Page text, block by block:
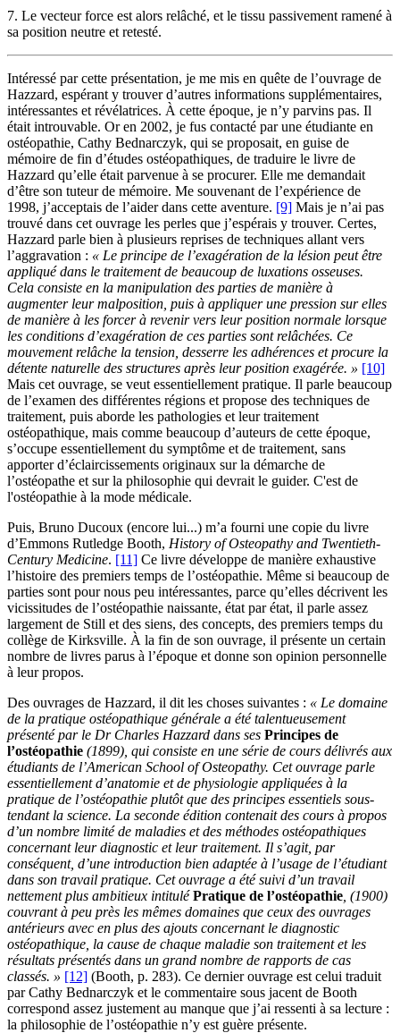
7. Le vecteur force est alors relâché, et le tissu passivement ramené à
sa position neutre et retesté.
Intéressé par cette présentation, je me mis en quête de l’ouvrage de
Hazzard, espérant y trouver d’autres informations supplémentaires,
intéressantes et révélatrices. À cette époque, je n’y parvins pas. Il
était introuvable. Or en 2002, je fus contacté par une étudiante en
ostéopathie, Cathy Bednarczyk, qui se proposait, en guise de
mémoire de fin d’études ostéopathiques, de traduire le livre de
Hazzard qu’elle était parvenue à se procurer. Elle me demandait
d’être son tuteur de mémoire. Me souvenant de l’expérience de
1998, j’acceptais de l’aider dans cette aventure. [9] Mais je n’ai pas
trouvé dans cet ouvrage les perles que j’espérais y trouver. Certes,
Hazzard parle bien à plusieurs reprises de techniques allant vers
l’aggravation : « Le principe de l’exagération de la lésion peut être
appliqué dans le traitement de beaucoup de luxations osseuses.
Cela consiste en la manipulation des parties de manière à
augmenter leur malposition, puis à appliquer une pression sur elles
de manière à les forcer à revenir vers leur position normale lorsque
les conditions d’exagération de ces parties sont relâchées. Ce
mouvement relâche la tension, desserre les adhérences et procure la
détente naturelle des structures après leur position exagérée. » [10]
Mais cet ouvrage, se veut essentiellement pratique. Il parle beaucoup
de l’examen des différentes régions et propose des techniques de
traitement, puis aborde les pathologies et leur traitement
ostéopathique, mais comme beaucoup d’auteurs de cette époque,
s’occupe essentiellement du symptôme et de traitement, sans
apporter d’éclaircissements originaux sur la démarche de
l’ostéopathe et sur la philosophie qui devrait le guider. C'est de
l'ostéopathie à la mode médicale.
Puis, Bruno Ducoux (encore lui...) m’a fourni une copie du livre
d’Emmons Rutledge Booth, History of Osteopathy and Twentieth-
Century Medicine. [11] Ce livre développe de manière exhaustive
l’histoire des premiers temps de l’ostéopathie. Même si beaucoup de
parties sont pour nous peu intéressantes, parce qu’elles décrivent les
vicissitudes de l’ostéopathie naissante, état par état, il parle assez
largement de Still et des siens, des concepts, des premiers temps du
collège de Kirksville. À la fin de son ouvrage, il présente un certain
nombre de livres parus à l’époque et donne son opinion personnelle
à leur propos.
Des ouvrages de Hazzard, il dit les choses suivantes : « Le domaine
de la pratique ostéopathique générale a été talentueusement
présenté par le Dr Charles Hazzard dans ses Principes de
l’ostéopathie (1899), qui consiste en une série de cours délivrés aux
étudiants de l’American School of Osteopathy. Cet ouvrage parle
essentiellement d’anatomie et de physiologie appliquées à la
pratique de l’ostéopathie plutôt que des principes essentiels sous-
tendant la science. La seconde édition contenait des cours à propos
d’un nombre limité de maladies et des méthodes ostéopathiques
concernant leur diagnostic et leur traitement. Il s’agit, par
conséquent, d’une introduction bien adaptée à l’usage de l’étudiant
dans son travail pratique. Cet ouvrage a été suivi d’un travail
nettement plus ambitieux intituléPratique de l’ostéopathie , (1900)
couvrant à peu près les mêmes domaines que ceux des ouvrages
antérieurs avec en plus des ajouts concernant le diagnostic
ostéopathique, la cause de chaque maladie son traitement et les
résultats présentés dans un grand nombre de rapports de cas
classés. » [12] (Booth, p. 283). Ce dernier ouvrage est celui traduit
par Cathy Bednarczyk et le commentaire sous jacent de Booth
correspond assez justement au manque que j’ai ressenti à sa lecture :
la philosophie de l’ostéopathie n’y est guère présente.